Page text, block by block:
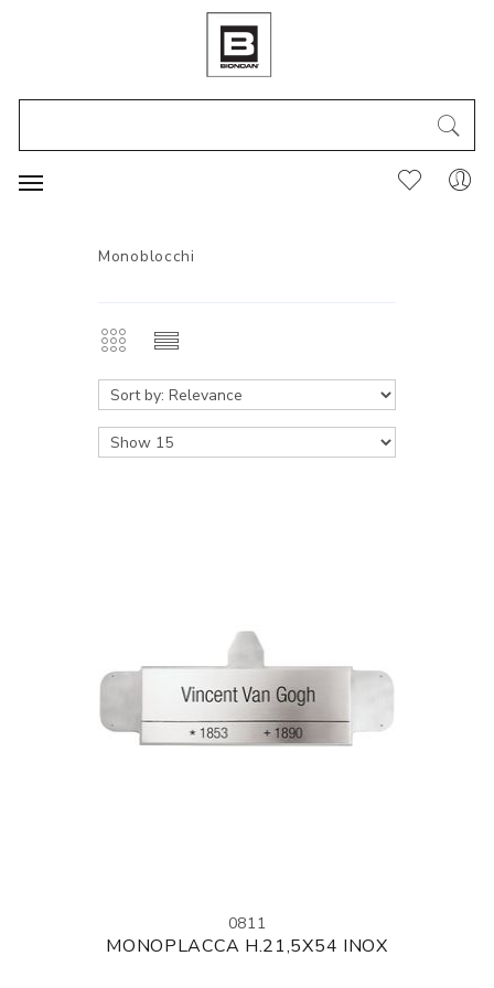
Monoblocchi
0811
MONOPLACCA H.21,5X54 INOX